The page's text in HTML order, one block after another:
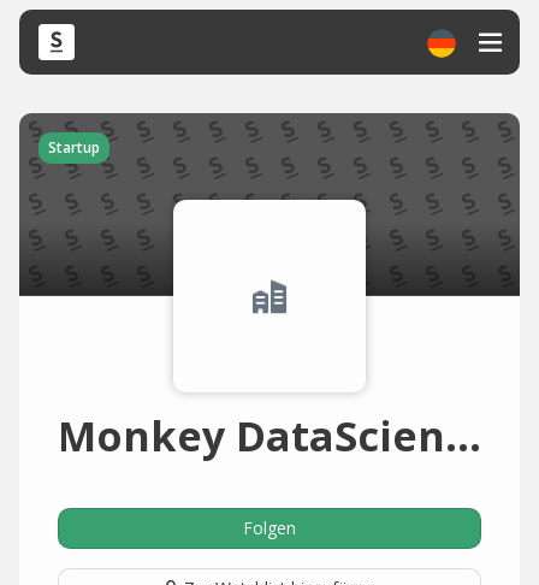
Startup
Monkey DataScience Berlin
Folgen